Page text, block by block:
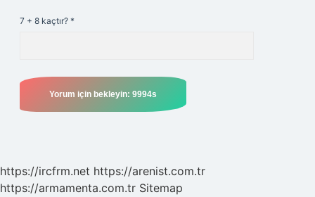
7 + 8 kaçtır? *
https://ircfrm.net https://arenist.com.tr
https://armamenta.com.tr Sitemap